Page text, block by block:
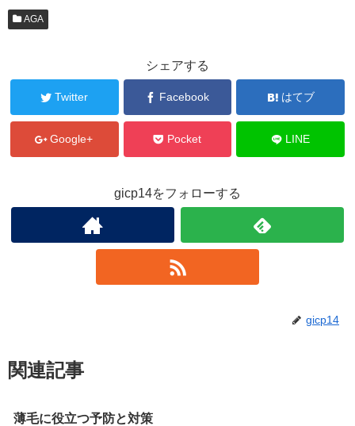
AGA
シェアする
Twitter Facebook はてブ
Google+ Pocket LINE
gicp14をフォローする
gicp14
関連記事
薄毛に役立つ予防と対策